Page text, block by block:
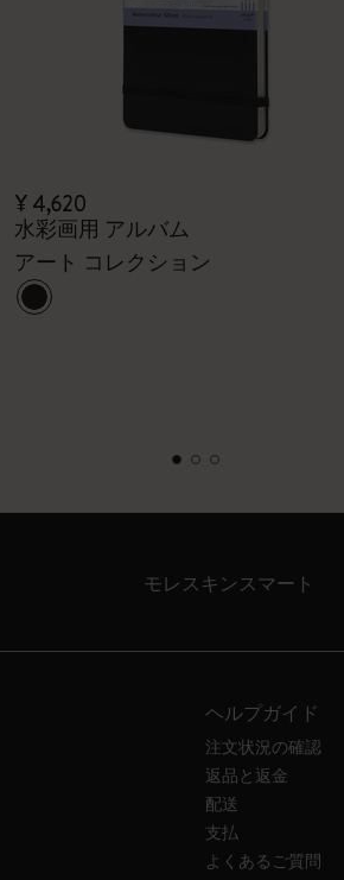
¥ 4,620
水彩画用 アルバム
アート コレクション
モレスキンスマート
ヘルプガイド
注文状況の確認
返品と返金
配送
支払
よくあるご質問